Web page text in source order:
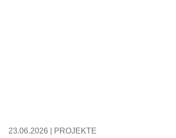
23.06.2026 | PROJEKTE